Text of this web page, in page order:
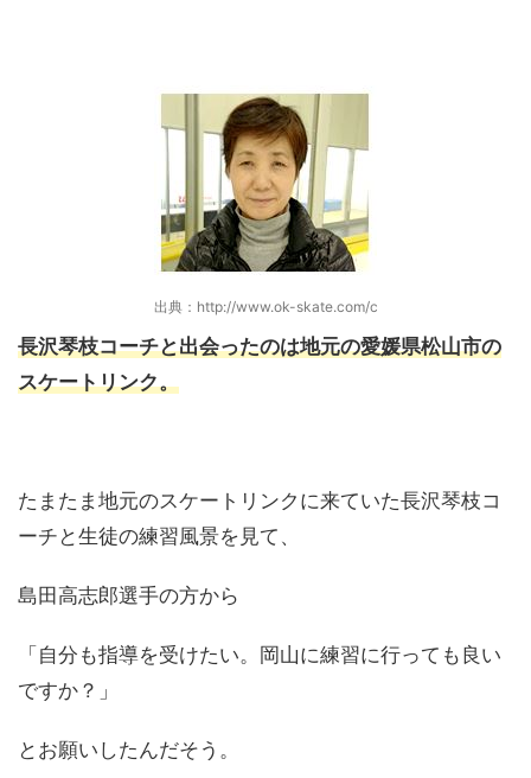
出典：http://www.ok-skate.com/c
長沢琴枝コーチと出会ったのは地元の愛媛県松山市の
スケートリンク。
たまたま地元のスケートリンクに来ていた長沢琴枝コ
ーチと生徒の練習風景を見て、
島田高志郎選手の方から
「自分も指導を受けたい。岡山に練習に行っても良い
ですか？」
とお願いしたんだそう。